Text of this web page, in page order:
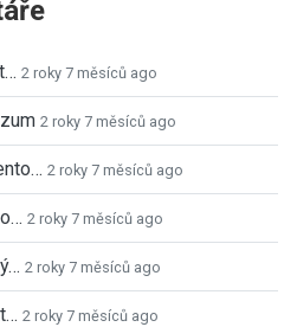
2 roky 7 měsíců ago
2 roky 7 měsíců ago
2 roky 7 měsíců ago
2 roky 7 měsíců ago
2 roky 7 měsíců ago
2 roky 7 měsíců ago